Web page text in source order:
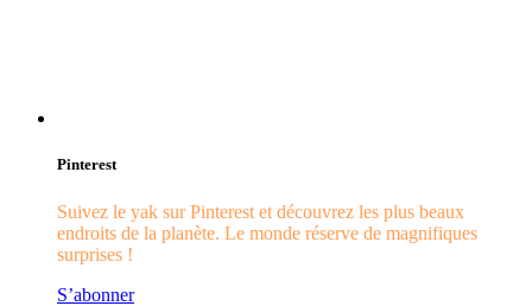
Pinterest
Suivez le yak sur Pinterest et découvrez les plus beaux
endroits de la planète. Le monde réserve de magnifiques
surprises !
S’abonner